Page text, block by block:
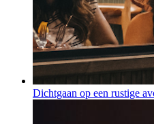
Dichtgaan op een rustige